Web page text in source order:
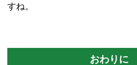
すね。
おわりに